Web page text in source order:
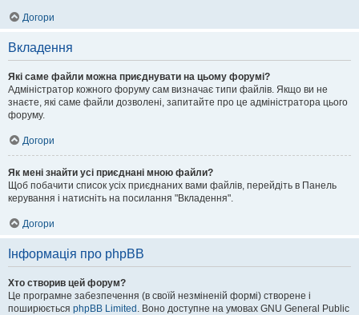
Догори
Вкладення
Які саме файли можна приєднувати на цьому форумі?
Адміністратор кожного форуму сам визначає типи файлів. Якщо ви не
знаєте, які саме файли дозволені, запитайте про це адміністратора цього
форуму.
Догори
Як мені знайти усі приєднані мною файли?
Щоб побачити список усіх приєднаних вами файлів, перейдіть в Панель
керування і натисніть на посилання "Вкладення".
Догори
Інформація про phpBB
Хто створив цей форум?
Це програмне забезпечення (в своїй незміненій формі) створене і
поширюється phpBB Limited . Воно доступне на умовах GNU General Public